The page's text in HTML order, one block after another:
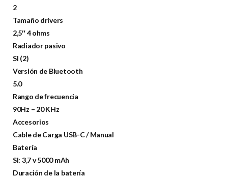
2
Tamaño drivers
2,5″ 4 ohms
Radiador pasivo
SI (2)
Versión de Bluetooth
5.0
Rango de frecuencia
90Hz – 20 KHz
Accesorios
Cable de Carga USB-C / Manual
Batería
SI: 3,7 v 5000 mAh
Duración de la batería